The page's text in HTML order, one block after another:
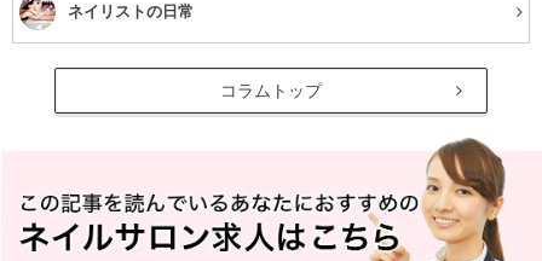
汚れを溜めこまないためには、普段から掃除を欠かさない
ネイリストの日常
コラムトップ